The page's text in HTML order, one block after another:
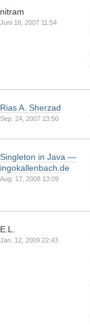
nitram
Juni 18, 2007 11:54
Rias A. Sherzad
Sep. 24, 2007 23:50
Singleton in Java —
ingokallenbach.de
Aug. 17, 2008 13:09
E.L.
Jan. 12, 2009 22:43